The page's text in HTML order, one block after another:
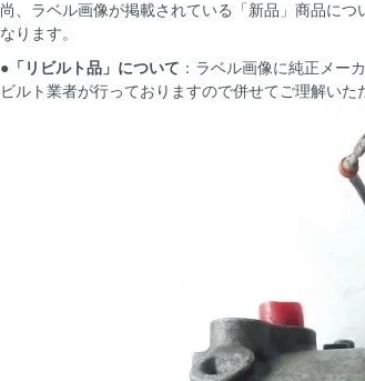
尚、ラベル画像が掲載されている「新品」商品に
なります。
● 「リビルト品」について ：ラベル画像に純正メー
ビルト業者が行っておりますので併せてご理解いた